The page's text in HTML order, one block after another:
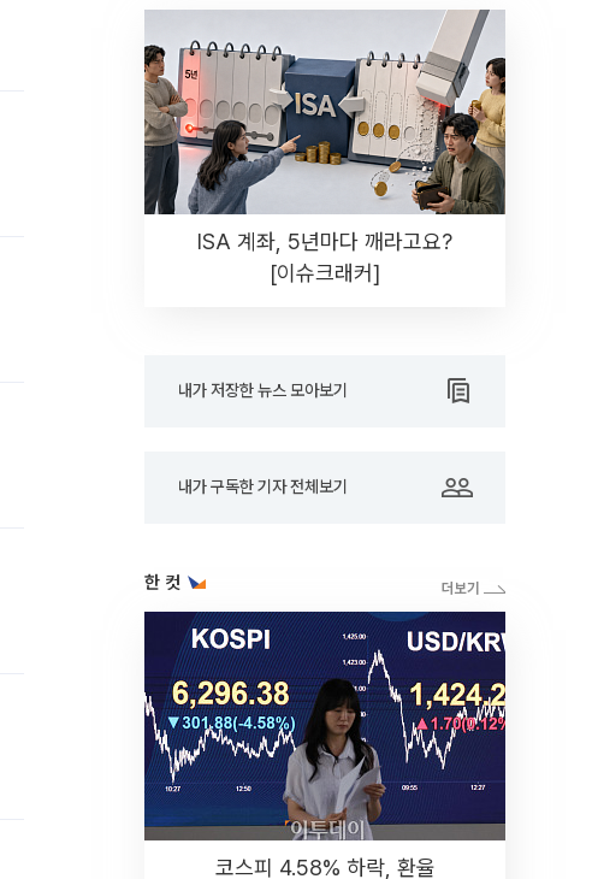
ISA 계좌, 5년마다 깨라고요?
[이슈크래커]
내가 저장한 뉴스 모아보기
내가 구독한 기자 전체보기
한 컷
코스피 4.58% 하락, 환율